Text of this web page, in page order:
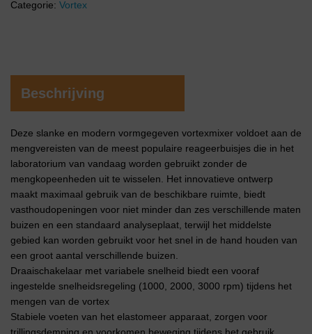
Categorie: Vortex
Beschrijving
Deze slanke en modern vormgegeven vortexmixer voldoet aan de
mengvereisten van de meest populaire reageerbuisjes die in het
laboratorium van vandaag worden gebruikt zonder de
mengkopeenheden uit te wisselen. Het innovatieve ontwerp
maakt maximaal gebruik van de beschikbare ruimte, biedt
vasthoudopeningen voor niet minder dan zes verschillende maten
buizen en een standaard analyseplaat, terwijl het middelste
gebied kan worden gebruikt voor het snel in de hand houden van
een groot aantal verschillende buizen.
Draaischakelaar met variabele snelheid biedt een vooraf
ingestelde snelheidsregeling (1000, 2000, 3000 rpm) tijdens het
mengen van de vortex
Stabiele voeten van het elastomeer apparaat, zorgen voor